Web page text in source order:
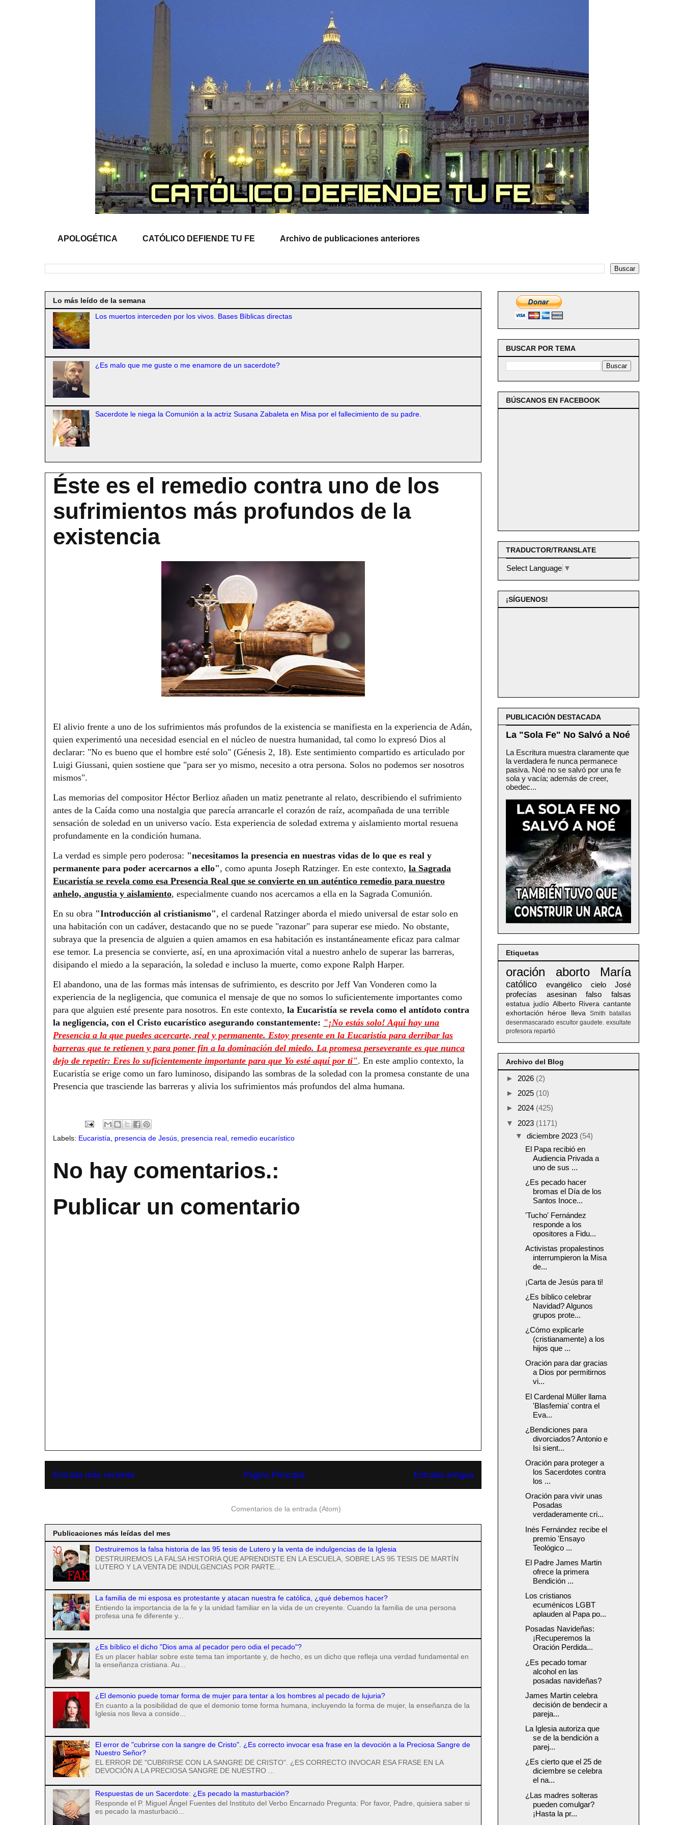
APOLOGÉTICA CATÓLICO DEFIENDE TU FE Archivo de publicaciones anteriores
Lo más leído de la semana
Los muertos interceden por los vivos. Bases Bíblicas directas
¿Es malo que me guste o me enamore de un sacerdote?
Sacerdote le niega la Comunión a la actriz Susana Zabaleta en Misa por el fallecimiento de su padre.
Éste es el remedio contra uno de los
sufrimientos más profundos de la
existencia
El alivio frente a uno de los sufrimientos más profundos de la existencia se manifiesta en la experiencia de Adán,
quien experimentó una necesidad esencial en el núcleo de nuestra humanidad, tal como lo expresó Dios al
declarar: "No es bueno que el hombre esté solo" (Génesis 2, 18). Este sentimiento compartido es articulado por
Luigi Giussani, quien sostiene que "para ser yo mismo, necesito a otra persona. Solos no podemos ser nosotros
mismos".
Las memorias del compositor Héctor Berlioz añaden un matiz penetrante al relato, describiendo el sufrimiento
antes de la Caída como una nostalgia que parecía arrancarle el corazón de raíz, acompañada de una terrible
sensación de soledad en un universo vacío. Esta experiencia de soledad extrema y aislamiento mortal resuena
profundamente en la condición humana.
La verdad es simple pero poderosa: "necesitamos la presencia en nuestras vidas de lo que es real y
permanente para poder acercarnos a ello", como apunta Joseph Ratzinger. En este contexto, la Sagrada
Eucaristía se revela como esa Presencia Real que se convierte en un auténtico remedio para nuestro
anhelo, angustia y aislamiento, especialmente cuando nos acercamos a ella en la Sagrada Comunión.
En su obra "Introducción al cristianismo", el cardenal Ratzinger aborda el miedo universal de estar solo en
una habitación con un cadáver, destacando que no se puede "razonar" para superar ese miedo. No obstante,
subraya que la presencia de alguien a quien amamos en esa habitación es instantáneamente eficaz para calmar
ese temor. La presencia se convierte, así, en una aproximación vital a nuestro anhelo de superar las barreras,
disipando el miedo a la separación, la soledad e incluso la muerte, como expone Ralph Harper.
El abandono, una de las formas más intensas de sufrimiento, es descrito por Jeff Van Vonderen como la
experiencia de la negligencia, que comunica el mensaje de que no somos lo suficientemente importantes como
para que alguien esté presente para nosotros. En este contexto, la Eucaristía se revela como el antídoto contra
la negligencia, con el Cristo eucarístico asegurando constantemente: "¡No estás solo! Aquí hay una
Presencia a la que puedes acercarte, real y permanente. Estoy presente en la Eucaristía para derribar las
barreras que te retienen y para poner fin a la dominación del miedo. La promesa perseverante es que nunca
dejo de repetir: Eres lo suficientemente importante para que Yo esté aquí por ti". En este amplio contexto, la
Eucaristía se erige como un faro luminoso, disipando las sombras de la soledad con la promesa constante de una
Presencia que trasciende las barreras y alivia los sufrimientos más profundos del alma humana.
Labels: Eucaristía presencia de Jesús presencia real remedio eucarístico
No hay comentarios.:
Publicar un comentario
Entrada más reciente Entrada antigua
Página Principal
Comentarios de la entrada (Atom)
Publicaciones más leídas del mes
Destruiremos la falsa historia de las 95 tesis de Lutero y la venta de indulgencias de la Iglesia
DESTRUIREMOS LA FALSA HISTORIA QUE APRENDISTE EN LA ESCUELA, SOBRE LAS 95 TESIS DE MARTÍN
LUTERO Y LA VENTA DE INDULGENCIAS POR PARTE...
La familia de mi esposa es protestante y atacan nuestra fe católica, ¿qué debemos hacer?
Entiendo la importancia de la fe y la unidad familiar en la vida de un creyente. Cuando la familia de una persona
profesa una fe diferente y...
¿Es bíblico el dicho "Dios ama al pecador pero odia el pecado"?
Es un placer hablar sobre este tema tan importante y, de hecho, es un dicho que refleja una verdad fundamental en
la enseñanza cristiana. Au...
¿El demonio puede tomar forma de mujer para tentar a los hombres al pecado de lujuria?
En cuanto a la posibilidad de que el demonio tome forma humana, incluyendo la forma de mujer, la enseñanza de la
Iglesia nos lleva a conside...
El error de "cubrirse con la sangre de Cristo". ¿Es correcto invocar esa frase en la devoción a la Preciosa Sangre de
Nuestro Señor?
EL ERROR DE "CUBRIRSE CON LA SANGRE DE CRISTO". ¿ES CORRECTO INVOCAR ESA FRASE EN LA
DEVOCIÓN A LA PRECIOSA SANGRE DE NUESTRO ...
Respuestas de un Sacerdote: ¿Es pecado la masturbación?
Responde el P. Miguel Ángel Fuentes del Instituto del Verbo Encarnado Pregunta: Por favor, Padre, quisiera saber si
es pecado la masturbació...
BUSCAR POR TEMA
BÚSCANOS EN FACEBOOK
TRADUCTOR/TRANSLATE
Select Language ▼
¡SÍGUENOS!
PUBLICACIÓN DESTACADA
La "Sola Fe" No Salvó a Noé
La Escritura muestra claramente que
la verdadera fe nunca permanece
pasiva. Noé no se salvó por una fe
sola y vacía; además de creer,
obedec...
Etiquetas
oración aborto María
católico evangélico cielo
José
profecías
asesinan falso falsas
estatua judío Alberto Rivera cantante
exhortación
héroe lleva Smith
batallas
desenmascarado escultor gaudete. exsultate
profesora repartió
Archivo del Blog
► 2026 (2)
► 2025 (10)
► 2024 (425)
▼ 2023 (1171)
▼ diciembre 2023 (54)
El Papa recibió en
Audiencia Privada a
uno de sus ...
¿Es pecado hacer
bromas el Día de los
Santos Inoce...
'Tucho' Fernández
responde a los
opositores a Fidu...
Activistas propalestinos
interrumpieron la Misa
de...
¡Carta de Jesús para ti!
¿Es bíblico celebrar
Navidad? Algunos
grupos prote...
¿Cómo explicarle
(cristianamente) a los
hijos que ...
Oración para dar gracias
a Dios por permitirnos
vi...
El Cardenal Müller llama
'Blasfemia' contra el
Eva...
¿Bendiciones para
divorciados? Antonio e
Isi sient...
Oración para proteger a
los Sacerdotes contra
los ...
Oración para vivir unas
Posadas
verdaderamente cri...
Inés Fernández recibe el
premio 'Ensayo
Teológico ...
El Padre James Martin
ofrece la primera
Bendición ...
Los cristianos
ecuménicos LGBT
aplauden al Papa po...
Posadas Navideñas:
¡Recuperemos la
Oración Perdida...
¿Es pecado tomar
alcohol en las
posadas navideñas?
James Martin celebra
decisión de bendecir a
pareja...
La Iglesia autoriza que
se de la bendición a
parej...
¿Es cierto que el 25 de
diciembre se celebra
el na...
¿Las madres solteras
pueden comulgar?
¡Hasta la pr...